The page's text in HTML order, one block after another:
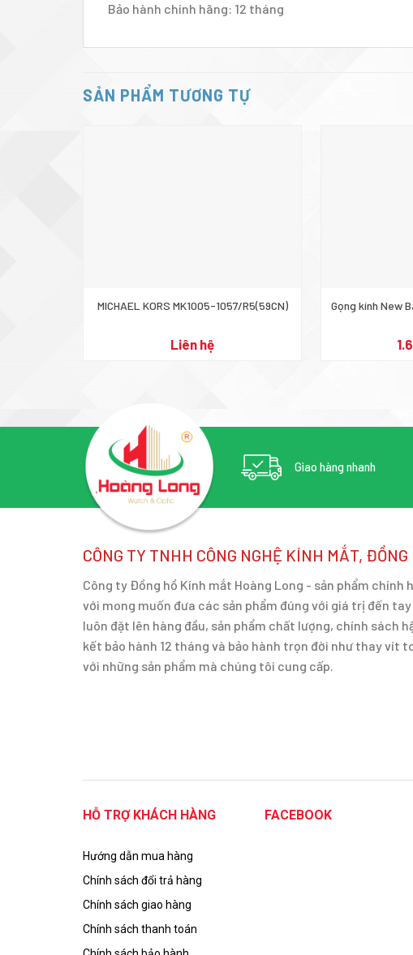
Bảo hành chính hãng: 12 tháng
SẢN PHẨM TƯƠNG TỰ
MICHAEL KORS MK1005-1057/R5(59CN)
Liên hệ
Gọng kính New
Giao hàng nhanh
CÔNG TY TNHH CÔNG NGHỆ KÍNH MẮT, ĐỒNG
Công ty Đồng hồ Kính mắt Hoàng Long - sản phẩm chính
với mong muốn đưa các sản phẩm đúng với giá trị đến
luôn đặt lên hàng đầu, sản phẩm chất lượng, chính sách
kết bảo hành 12 tháng và bảo hành trọn đời như thay vít
với những sản phẩm mà chúng tôi cung cấp.
HỖ TRỢ KHÁCH HÀNG
Hướng dẫn mua hàng
Chính sách đổi trả hàng
Chính sách giao hàng
Chính sách thanh toán
FACEBOOK